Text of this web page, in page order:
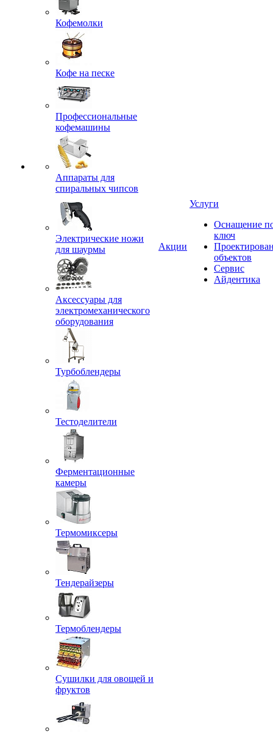
Кофемолки
Кофе на песке
Профессиональные
кофемашины
Аппараты для
спиральных чипсов
Электрические ножи
для шаурмы
Аксессуары для
электромеханического
оборудования
Турбоблендеры
Тестоделители
Ферментационные
камеры
Термомиксеры
Тендерайзеры
Термоблендеры
Сушилки для овощей и
фруктов
Акции
Услуги
Оснащение
ключ
объектов
Сервис
Айдентика